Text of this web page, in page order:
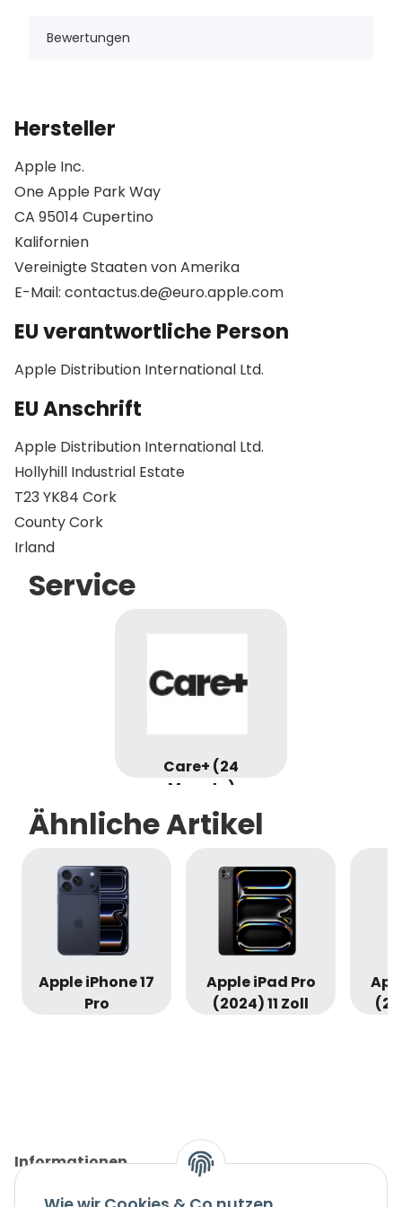
Bewertungen
Hersteller
Apple Inc.
One Apple Park Way
CA 95014 Cupertino
Kalifornien
Vereinigte Staaten von Amerika
E-Mail: contactus.de@euro.apple.com
EU verantwortliche Person
Apple Distribution International Ltd.
EU Anschrift
Apple Distribution International Ltd.
Hollyhill Industrial Estate
T23 YK84 Cork
County Cork
Irland
Service
Care+ (24
Monate)
Ähnliche Artikel
Apple iPhone 17
Pro
Apple iPad Pro
(2024) 11 Zoll
Informationen